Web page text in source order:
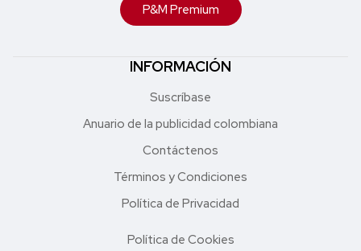
P&M Premium
INFORMACIÓN
Suscríbase
Anuario de la publicidad colombiana
Contáctenos
Términos y Condiciones
Política de Privacidad
Política de Cookies